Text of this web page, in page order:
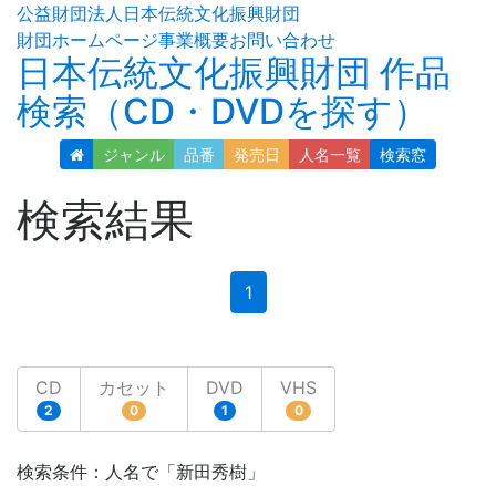
公益財団法人日本伝統文化振興財団
財団ホームページ事業概要お問い合わせ
日本伝統文化振興財団 作品
検索（CD・DVDを探す）
ジャンル 品番 発売日 人名一覧 検索窓
検索結果
1(current)
CD
2
カセット
0
DVD
1
VHS
0
検索条件：人名で「新田秀樹」